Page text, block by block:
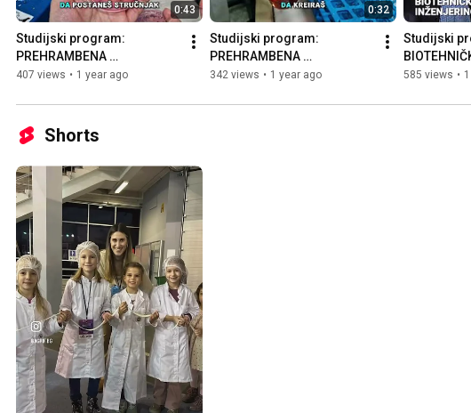
0:43
Studijski program:
PREHRAMBENA
TEHNOLOGIJA, modul:
407 views • 1 year ago
0:32
Studijski program:
PREHRAMBENA
TEHNOLOGIJA, modul:
KONZERVISANJA I VRENJA
342 views • 1 year ago
Studijski
585 views •
Shorts